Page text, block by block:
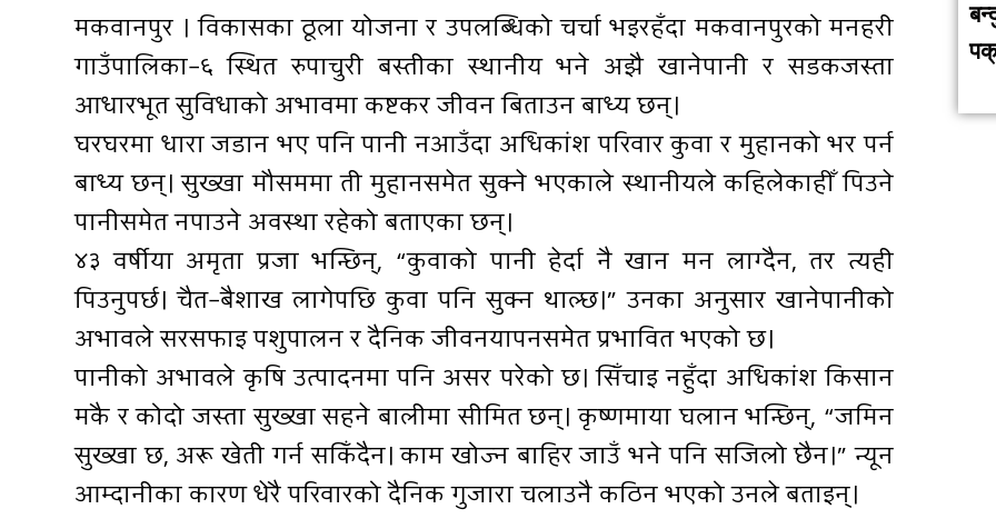
मकवानपुर । विकासका ठूला योजना र उपलब्धिको चर्चा भइरहँदा मकवानपुरको मनहरी
गाउँपालिका–६ स्थित रुपाचुरी बस्तीका स्थानीय भने अझै खानेपानी र सडकजस्ता
आधारभूत सुविधाको अभावमा कष्टकर जीवन बिताउन बाध्य छन्।
घरघरमा धारा जडान भए पनि पानी नआउँदा अधिकांश परिवार कुवा र मुहानको भर पर्न
बाध्य छन्। सुख्खा मौसममा ती मुहानसमेत सुक्ने भएकाले स्थानीयले कहिलेकाहीँ पिउने
पानीसमेत नपाउने अवस्था रहेको बताएका छन्।
४३ वर्षीया अमृता प्रजा भन्छिन्, “कुवाको पानी हेर्दा नै खान मन लाग्दैन, तर त्यही
पिउनुपर्छ। चैत–बैशाख लागेपछि कुवा पनि सुक्न थाल्छ।” उनका अनुसार खानेपानीको
अभावले सरसफाइ पशुपालन र दैनिक जीवनयापनसमेत प्रभावित भएको छ।
पानीको अभावले कृषि उत्पादनमा पनि असर परेको छ। सिँचाइ नहुँदा अधिकांश किसान
मकै र कोदो जस्ता सुख्खा सहने बालीमा सीमित छन्। कृष्णमाया घलान भन्छिन्, “जमिन
सुख्खा छ, अरू खेती गर्न सकिँदैन। काम खोज्न बाहिर जाउँ भने पनि सजिलो छैन।” न्यून
आम्दानीका कारण धेरै परिवारको दैनिक गुजारा चलाउनै कठिन भएको उनले बताइन्।